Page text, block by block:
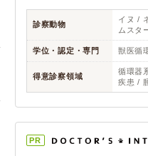
診察動物
イヌ /
ムスタ
学位・認定・専門 獣医循
得意診察領域
循環器
疾患 /
PR